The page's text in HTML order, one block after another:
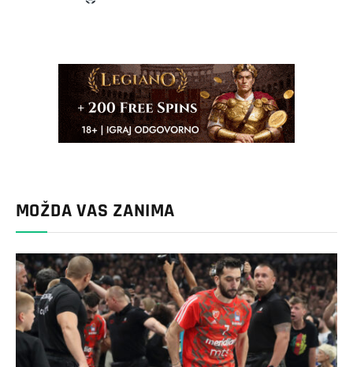
MOŽDA VAS ZANIMA